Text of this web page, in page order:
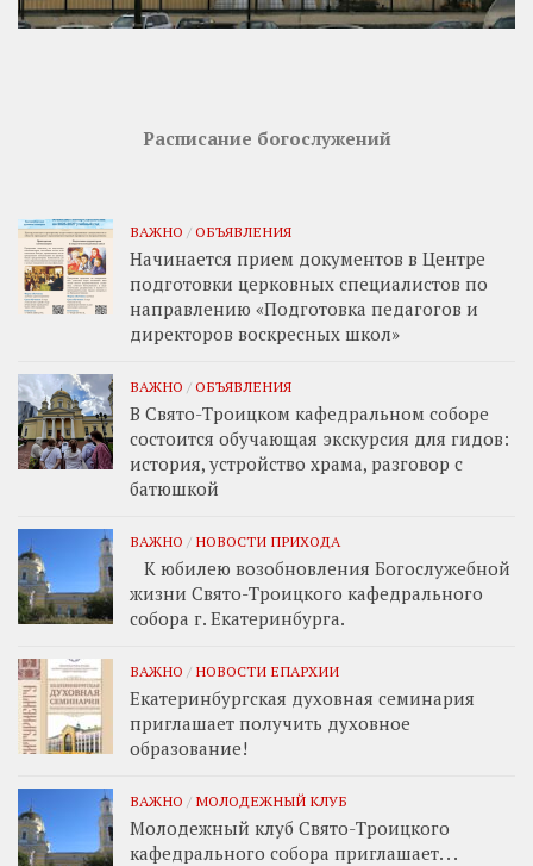
Расписание богослужений
ВАЖНО / ОБЪЯВЛЕНИЯ
Начинается прием документов в Центре
подготовки церковных специалистов по
направлению «Подготовка педагогов и
директоров воскресных школ»
ВАЖНО / ОБЪЯВЛЕНИЯ
В Свято-Троицком кафедральном соборе
состоится обучающая экскурсия для гидов:
история, устройство храма, разговор с
батюшкой
ВАЖНО / НОВОСТИ ПРИХОДА
К юбилею возобновления Богослужебной
жизни Свято-Троицкого кафедрального
собора г. Екатеринбурга.
ВАЖНО / НОВОСТИ ЕПАРХИИ
Екатеринбургская духовная семинария
приглашает получить духовное
образование!
ВАЖНО / МОЛОДЕЖНЫЙ КЛУБ
Молодежный клуб Свято-Троицкого
кафедрального собора приглашает. . .